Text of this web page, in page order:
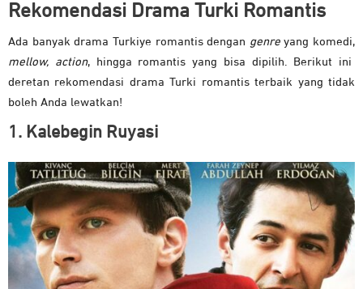
Rekomendasi Drama Turki Romantis
Ada banyak drama Turkiye romantis dengan genreyang komedi,
mellow, action, hingga romantis yang bisa dipilih. Berikut ini
deretan rekomendasi drama Turki romantis terbaik yang tidak
boleh Anda lewatkan!
1. Kalebegin Ruyasi